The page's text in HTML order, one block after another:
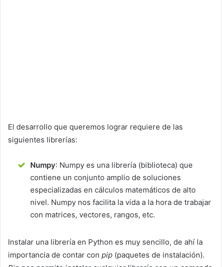
El desarrollo que queremos lograr requiere de las
siguientes librerías:
Numpy: Numpy es una librería (biblioteca) que
contiene un conjunto amplio de soluciones
especializadas en cálculos matemáticos de alto
nivel. Numpy nos facilita la vida a la hora de trabajar
con matrices, vectores, rangos, etc.
Instalar una librería en Python es muy sencillo, de ahí la
importancia de contar con pip (paquetes de instalación).